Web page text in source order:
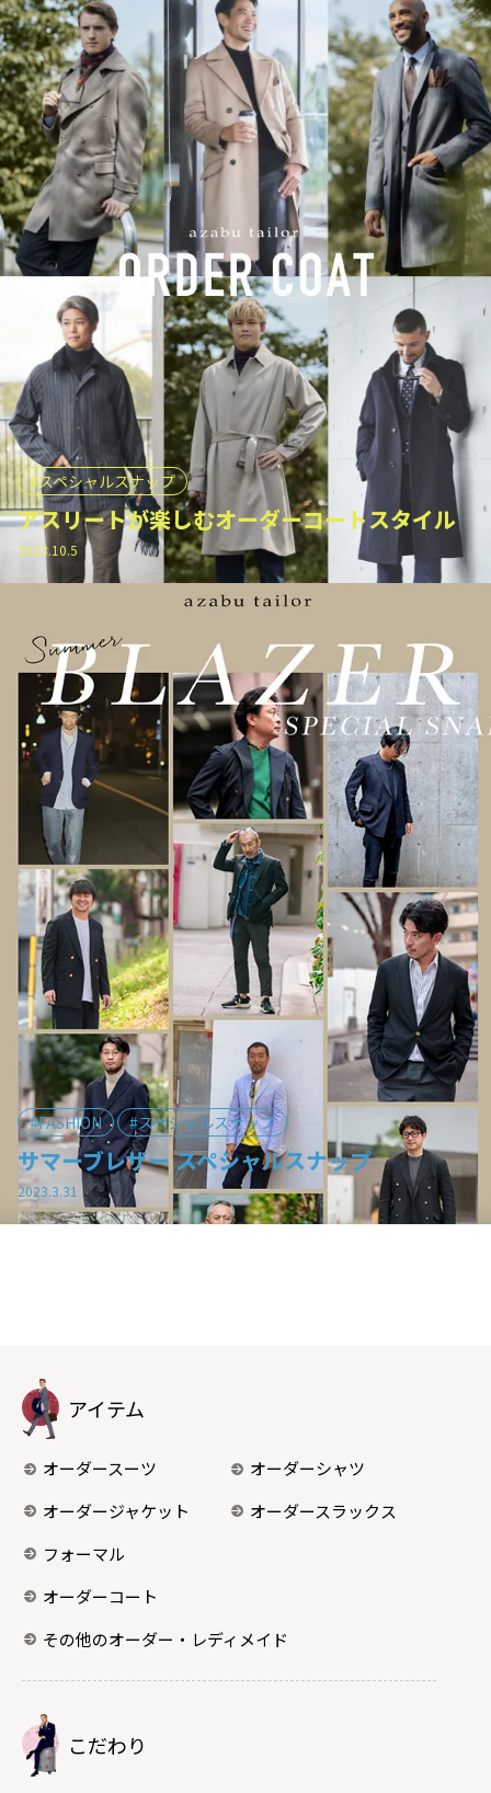
スペシャルスナップ
アスリートが楽しむオーダーコートスタイル
2023.10.5
FASHION スペシャルスナップ
サマーブレザー スペシャルスナップ
2023.3.31
アイテム
オーダースーツ
オーダーシャツ
オーダージャケット
オーダースラックス
フォーマル
オーダーコート
その他のオーダー・レディメイド
こだわり